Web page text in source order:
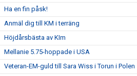
Ha en fin påsk!
Anmäl dig till KM i terräng
Höjdårsbästa av KIm
Mellanie 5.75-hoppade i USA
Veteran-EM-guld till Sara Wiss i Torun i Polen